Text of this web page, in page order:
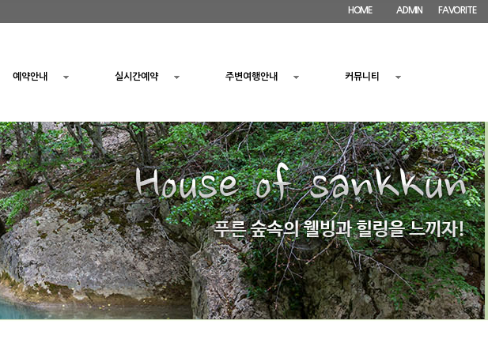
HOME FAVORITE
ADMIN
예약안내 실시간예약 주변여행안내 커뮤니티